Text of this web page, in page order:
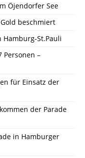
Öjendorfer See
beschmiert
St.Pauli
–
für Einsatz der
der Parade
in Hamburger